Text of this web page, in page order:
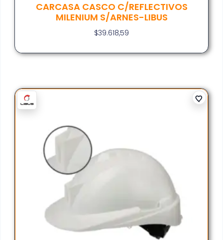
CARCASA CASCO C/REFLECTIVOS
MILENIUM S/ARNES-LIBUS
$39.618,59